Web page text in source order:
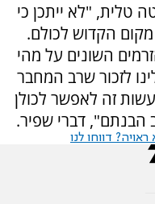
טלית, "לא ייתכן כי
הקדוש לכולם.
השונים על מהי
לזכור שרב המחבר
זה לאפשר לכולן
הבנתם", דברי שפיר.
דווחו לנו